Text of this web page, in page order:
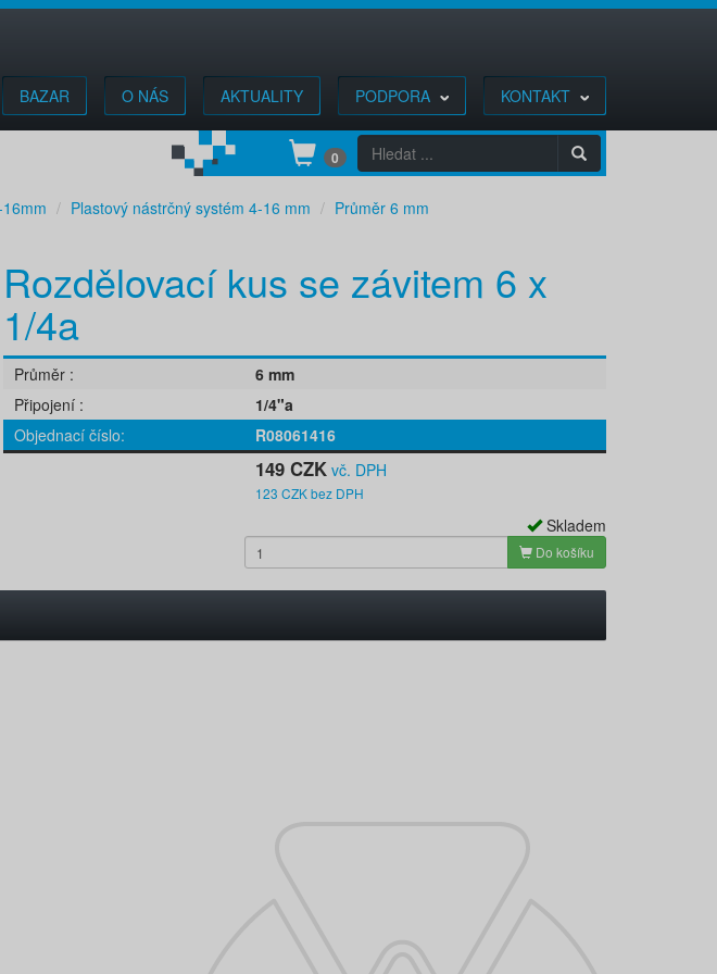
BAZAR O NÁS AKTUALITY PODPORA KONTAKT
0
Plastový nástrčný systém 4-16 mm Průměr 6 mm
Rozdělovací kus se závitem 6 x
1/4a
Průměr
6 mm
Připojení
1/4"a
Objednací číslo
R08061416
149 CZK vč. DPH
123 CZK bez DPH
Skladem
Do košíku